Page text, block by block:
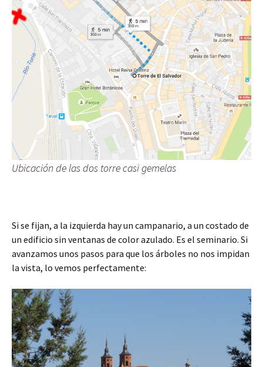
Ubicación de las dos torre casi gemelas
Si se fijan, a la izquierda hay un campanario, a un costado de
un edificio sin ventanas de color azulado. Es el seminario. Si
avanzamos unos pasos para que los árboles no nos impidan
la vista, lo vemos perfectamente: